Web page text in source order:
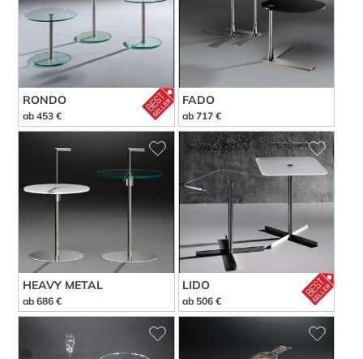
RONDO
ab 453 €
FADO
ab 717 €
HEAVY METAL
ab 686 €
LIDO
ab 506 €